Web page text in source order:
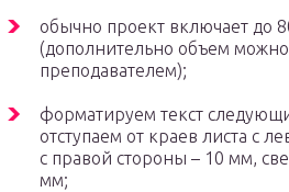
обычно проект включает до
(дополнительно объем можно
преподавателем);
форматируем текст
отступаем от краев листа с
с правой стороны – 10 мм,
мм;